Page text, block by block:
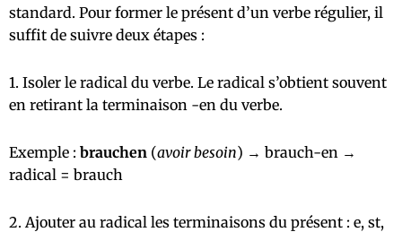
standard. Pour former le présent d’un verbe régulier, il
suffit de suivre deux étapes :
1. Isoler le radical du verbe. Le radical s’obtient souvent
en retirant la terminaison -en du verbe.
Exemple : brauchen (avoir besoin) → brauch-en →
radical = brauch
2. Ajouter au radical les terminaisons du présent : e, st,